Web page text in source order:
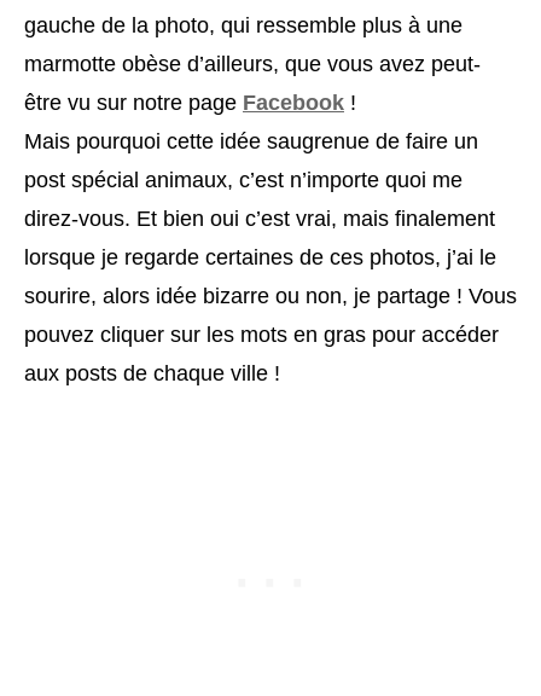
gauche de la photo, qui ressemble plus à une
marmotte obèse d’ailleurs, que vous avez peut-
être vu sur notre page Facebook !
Mais pourquoi cette idée saugrenue de faire un
post spécial animaux, c’est n’importe quoi me
direz-vous. Et bien oui c’est vrai, mais finalement
lorsque je regarde certaines de ces photos, j’ai le
sourire, alors idée bizarre ou non, je partage ! Vous
pouvez cliquer sur les mots en gras pour accéder
aux posts de chaque ville !